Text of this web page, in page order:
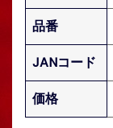
品番
JANコード
価格